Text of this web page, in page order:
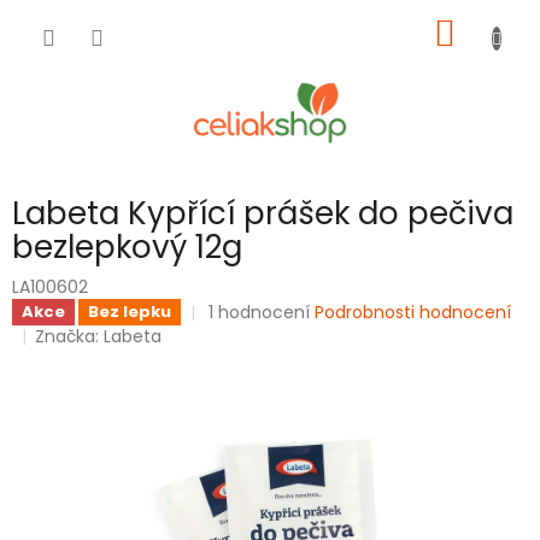
KOŠÍK
Labeta Kypřící prášek do pečiva
bezlepkový 12g
LA100602
Akce Bez lepku
Průměrné
hvězdiček.
1 hodnocení Podrobnosti hodnocení
Značka:Labeta